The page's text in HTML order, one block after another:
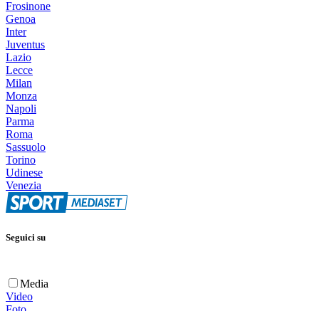
Frosinone
Genoa
Inter
Juventus
Lazio
Lecce
Milan
Monza
Napoli
Parma
Roma
Sassuolo
Torino
Udinese
Venezia
Seguici su
Media
Video